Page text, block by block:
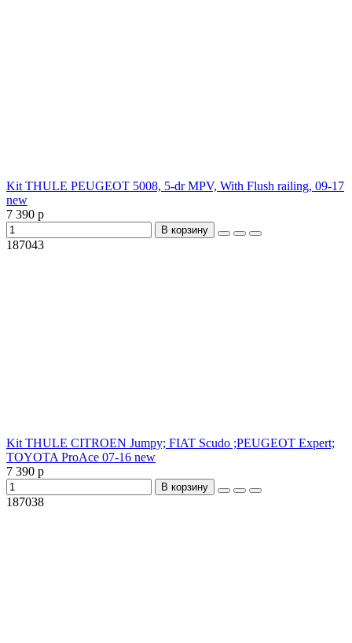
Kit THULE PEUGEOT 5008, 5-dr MPV, With Flush railing, 09-17
new
7 390 р
В корзину
187043
Kit THULE CITROEN Jumpy; FIAT Scudo ;PEUGEOT Expert;
TOYOTA ProAce 07-16 new
7 390 р
В корзину
187038